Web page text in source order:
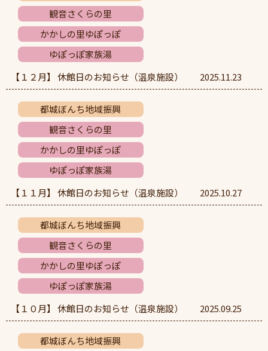
観音さくらの里
かかしの里ゆぽっぽ
ゆぽっぽ家族湯
【１２月】 休館日のお知らせ（温泉施設）
2025.11.23
都城ぼんち地域振興
観音さくらの里
かかしの里ゆぽっぽ
ゆぽっぽ家族湯
【１１月】 休館日のお知らせ（温泉施設）
2025.10.27
都城ぼんち地域振興
観音さくらの里
かかしの里ゆぽっぽ
ゆぽっぽ家族湯
【１０月】 休館日のお知らせ（温泉施設）
2025.09.25
都城ぼんち地域振興